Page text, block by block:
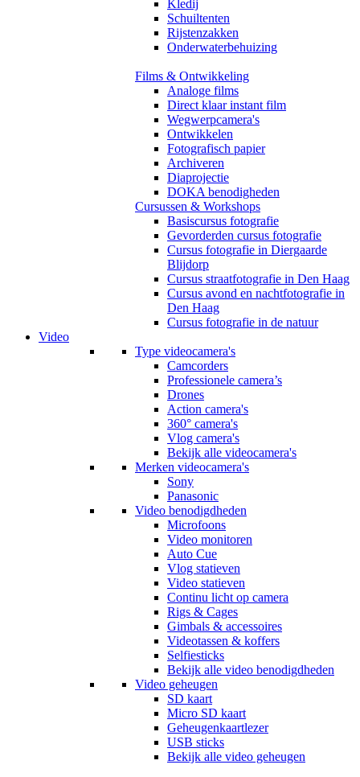
Kledij
Schuiltenten
Rijstenzakken
Onderwaterbehuizing
Films & Ontwikkeling
Analoge films
Direct klaar instant film
Wegwerpcamera's
Ontwikkelen
Fotografisch papier
Archiveren
Diaprojectie
DOKA benodigheden
Cursussen & Workshops
Basiscursus fotografie
Gevorderden cursus fotografie
Cursus fotografie in Diergaarde
Blijdorp
Cursus straatfotografie in Den Haag
Cursus avond en nachtfotografie in
Den Haag
Cursus fotografie in de natuur
Video
Type videocamera's
Camcorders
Professionele camera’s
Drones
Action camera's
360° camera's
Vlog camera's
Bekijk alle videocamera's
Merken videocamera's
Sony
Panasonic
Video benodigdheden
Microfoons
Video monitoren
Auto Cue
Vlog statieven
Video statieven
Continu licht op camera
Rigs & Cages
Gimbals & accessoires
Videotassen & koffers
Selfiesticks
Bekijk alle video benodigdheden
Video geheugen
SD kaart
Micro SD kaart
Geheugenkaartlezer
USB sticks
Bekijk alle video geheugen